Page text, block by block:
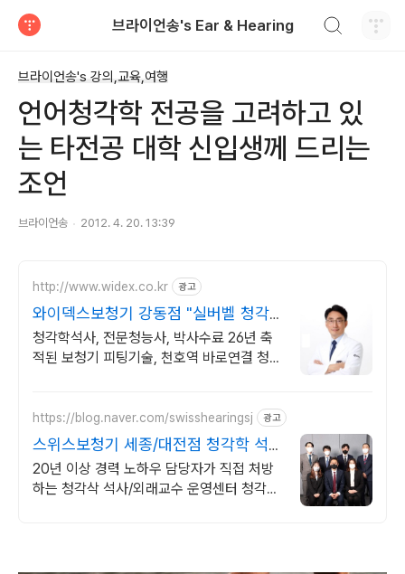
브라이언송's Ear & Hearing
브라이언송's 강의,교육,여행
언어청각학 전공을 고려하고 있
는 타전공 대학 신입생께 드리는
조언
브라이언송 2012. 4. 20. 13:39
http://www.widex.co.kr 광고
와이덱스보청기 강동점 "실버벨 청각
센터" 오픈
청각학석사, 전문청능사, 박사수료 26년 축
적된 보청기 피팅기술, 천호역 바로연결 청각
https://blog.naver.com/swisshearingsj 광고
스위스보청기 세종/대전점 청각학 석
사.외래교수 센터
20년 이상 경력 노하우 담당자가 직접 처방
하는 청각삭 석사/외래교수 운영센터 청각학